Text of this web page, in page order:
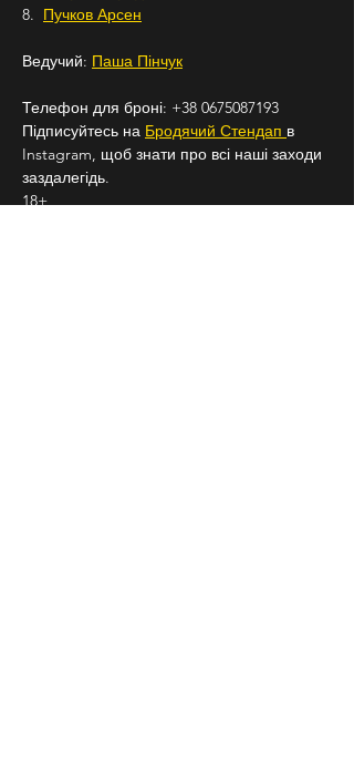
8. Пучков Арсен
Ведучий: Паша Пінчук
Телефон для броні: +38 0675087193
Підписуйтесь на Бродячий Стендап в
Instagram, щоб знати про всі наші заходи
заздалегідь.
18+